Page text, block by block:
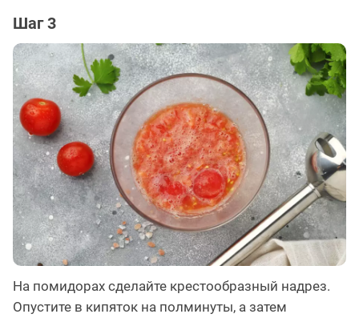
Шаг 3
На помидорах сделайте крестообразный надрез.
Опустите в кипяток на полминуты, а затем